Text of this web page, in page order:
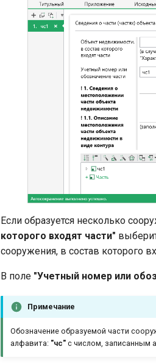
Если образуется несколько
которого входят части"
сооружения, в состав которого
В поле "Учетный номер или
Примечание
Обозначение образуемой части
алфавита: "чс" с числом, записанным